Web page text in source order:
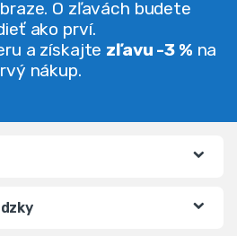
O zľavách budete
ako prví.
a získajte zľavu -3 % na
nákup.